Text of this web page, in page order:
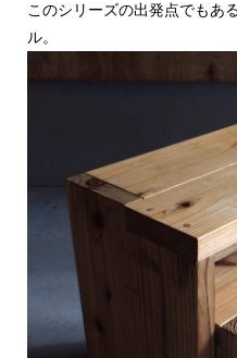
このシリーズの出発点でもあ
ル。